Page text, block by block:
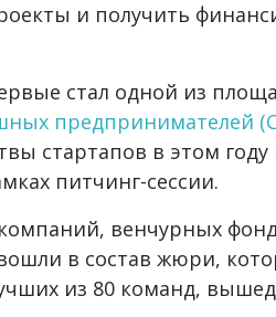
и получить
стал одной из
предпринимателей
стартапов в этом
питчинг-сессии.
венчурных
в состав жюри,
из 80 команд,